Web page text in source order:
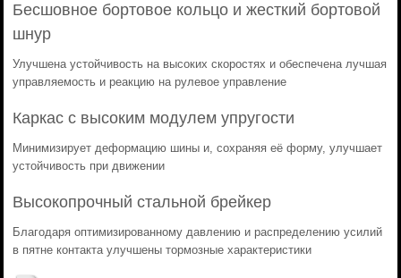
Бесшовное бортовое кольцо и жесткий бортовой
шнур
Улучшена устойчивость на высоких скоростях и обеспечена лучшая
управляемость и реакцию на рулевое управление
Каркас с высоким модулем упругости
Минимизирует деформацию шины и, сохраняя её форму, улучшает
устойчивость при движении
Высокопрочный стальной брейкер
Благодаря оптимизированному давлению и распределению усилий
в пятне контакта улучшены тормозные характеристики